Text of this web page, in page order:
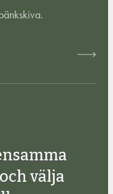
välja